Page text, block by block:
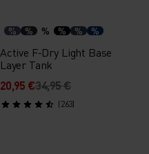
% % % % % %
Active F-Dry Light Base
Layer Tank
20,95 €34,95 €
(263)